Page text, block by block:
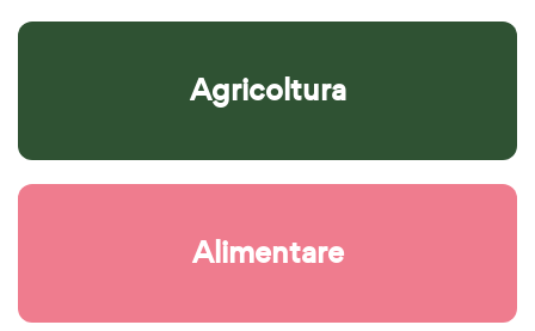
Agricoltura
Alimentare